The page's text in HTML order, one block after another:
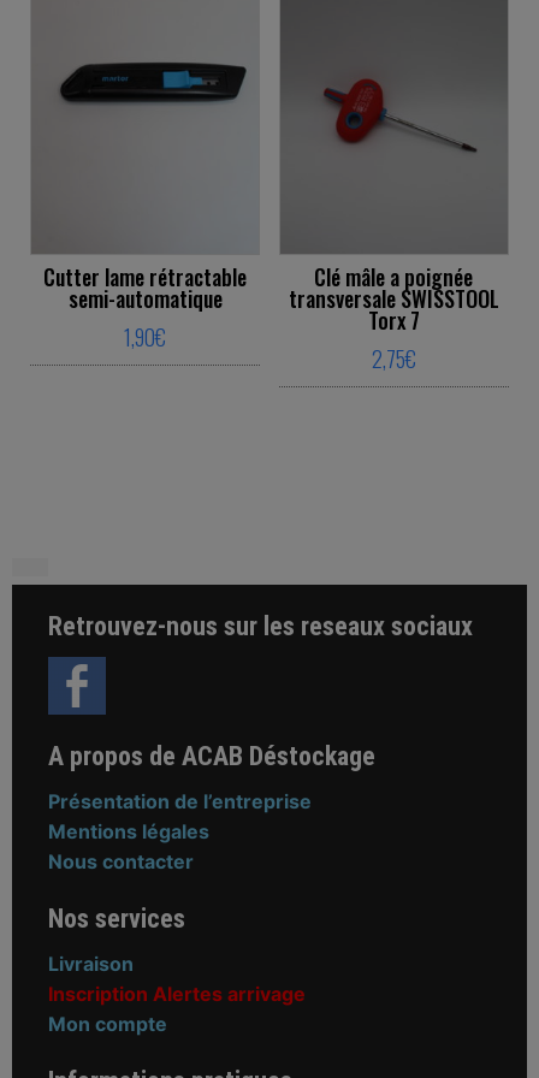
Cutter lame rétractable
semi-automatique
1,90€
Clé mâle a poignée
transversale SWISSTOOL
Torx 7
2,75€
Retrouvez-nous sur les reseaux sociaux
A propos de ACAB Déstockage
Présentation de l’entreprise
Mentions légales
Nous contacter
Nos services
Livraison
Inscription Alertes arrivage
Mon compte